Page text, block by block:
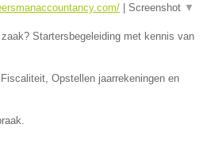
| Screenshot ▼
Startersbegeleiding met kennis van
Opstellen jaarrekeningen en